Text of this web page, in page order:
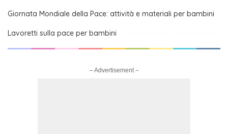
Giornata Mondiale della Pace: attività e materiali per bambini
Lavoretti sulla pace per bambini
– Advertisement –